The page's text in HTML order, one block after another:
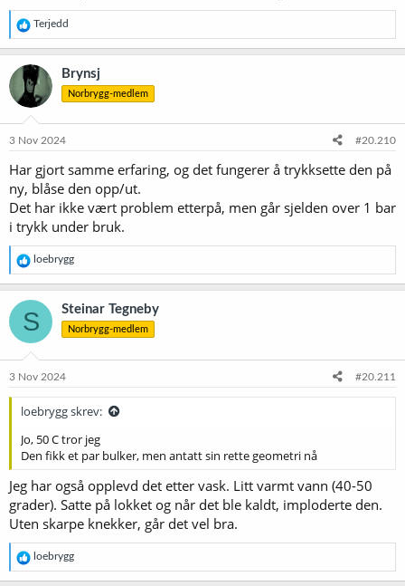
R
e
a
k
s
j
o
e
Terjedd
Brynsj
Norbrygg-medlem
3 Nov 2024 #20.210
Har gjort samme erfaring, og det fungerer å trykksette den på
ny, blåse den opp/ut.
Det har ikke vært problem etterpå, men går sjelden over 1 bar
i trykk under bruk.
R
e
a
k
s
j
o
e
loebrygg
S Steinar Tegneby
Norbrygg-medlem
3 Nov 2024 #20.211
loebrygg skrev:
Jo, 50 C tror jeg
Den fikk et par bulker, men antatt sin rette geometri nå
Jeg har også opplevd det etter vask. Litt varmt vann (40-50
grader). Satte på lokket og når det ble kaldt, imploderte den.
Uten skarpe knekker, går det vel bra.
R
e
loebrygg